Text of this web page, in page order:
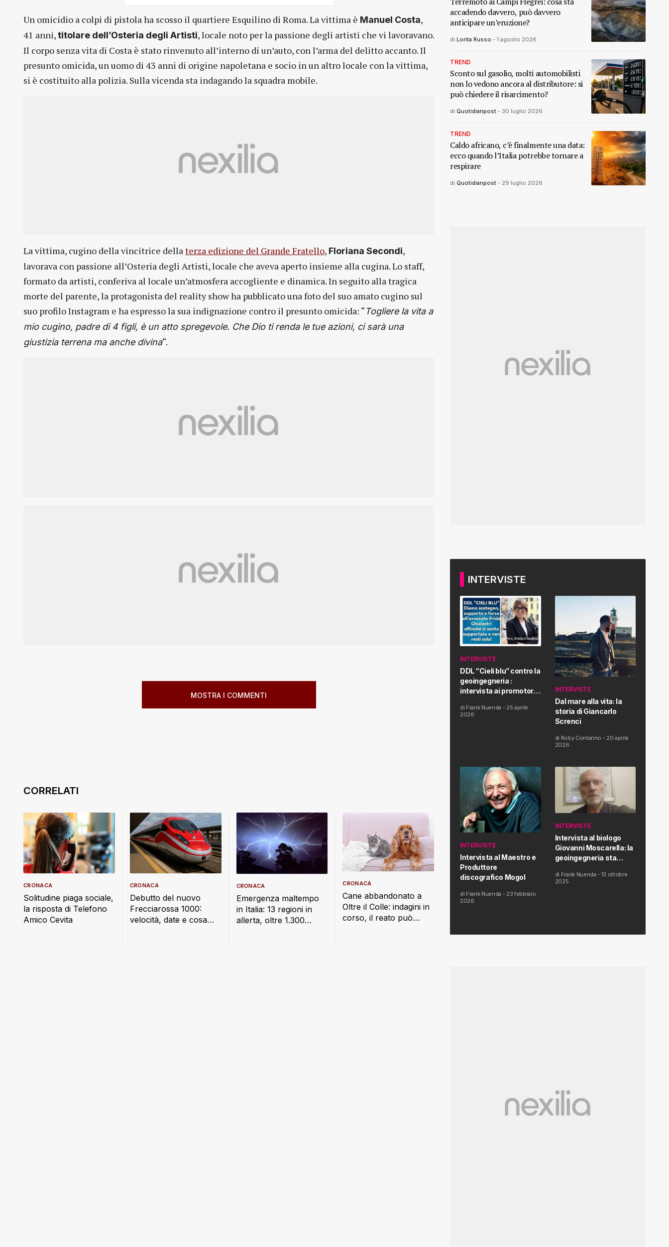
Un omicidio a colpi di pistola ha scosso il quartiere Esquilino di Roma. La vittima è Manuel Costa,
41 anni,titolare dell’Osteria degli Artisti, locale noto per la passione degli artisti che vi lavoravano.
Il corpo senza vita di Costa è stato rinvenuto all’interno di un’auto, con l’arma del delitto accanto. Il
presunto omicida, un uomo di 43 anni di origine napoletana e socio in un altro locale con la vittima,
si è costituito alla polizia. Sulla vicenda sta indagando la squadra mobile.
La vittima, cugino della vincitrice della terza edizione del Grande Fratello, Floriana Secondi,
lavorava con passione all’Osteria degli Artisti, locale che aveva aperto insieme alla cugina. Lo staff,
formato da artisti, conferiva al locale un’atmosfera accogliente e dinamica. In seguito alla tragica
morte del parente, la protagonista del reality show ha pubblicato una foto del suo amato cugino sul
suo profilo Instagram e ha espresso la sua indignazione contro il presunto omicida: “ Togliere la vita a
mio cugino, padre di 4 figli, è un atto spregevole. Che Dio ti renda le tue azioni, ci sarà una
giustizia terrena ma anche divina“.
MOSTRA I COMMENTI
Solitudine piaga sociale,
la risposta di Telefono
Amico Cevita
CRONACA
Debutto del nuovo
Frecciarossa 1000:
velocità, date e cosa
CRONACA
Emergenza maltempo
in Italia: 13 regioni in
allerta, oltre 1.300
CRONACA
Cane abbandonato a
Oltre il Colle: indagini in
corso, il reato può
CRONACA
accadendo davvero, può davvero
anticipare un’eruzione?
di Lorita Russo - 1 agosto 2026
TREND
Sconto sul gasolio, molti automobilisti
non lo vedono ancora al distributore: si
può chiedere il risarcimento?
di Quotidianpost - 30 luglio 2026
TREND
Caldo africano, c’è finalmente una data:
ecco quando l’Italia potrebbe tornare a
respirare
di Quotidianpost - 29 luglio 2026
INTERVISTE
INTERVISTE
DDL “Cieli blu” contro la
geoingegneria :
intervista ai promotori
Proposta di Legge
di Frank Nuenda - 25 aprile
2026
INTERVISTE
Dal mare alla vita: la
storia di Giancarlo
Screnci
di Roby Contarino - 20 aprile
2026
INTERVISTE
Intervista al Maestro e
Produttore
discografico Mogol
di Frank Nuenda - 23 febbraio
2026
INTERVISTE
Intervista al biologo
Giovanni Moscarella: la
geoingegneria sta
salute dell’uomo
di Frank Nuenda - 13 ottobre
2025